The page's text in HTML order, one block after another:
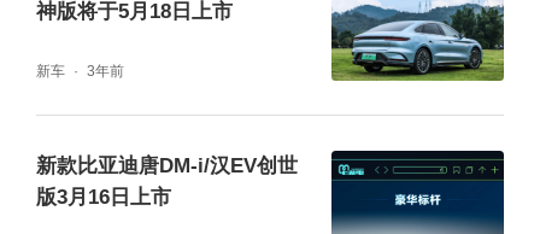
神版将于5月18日上市
新车 3年前
新款比亚迪唐DM-i/汉EV创世
版3月16日上市